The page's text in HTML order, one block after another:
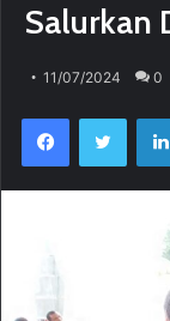
Salurkan
11/07/2024 0